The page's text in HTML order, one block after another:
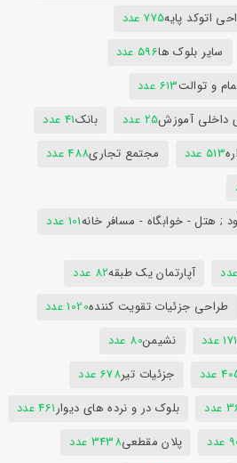
اتوکد پایه775 عدد
سایر بلوک ها596 عدد
و توالت613 عدد
داخلی آموزش25 عدد بانک41 عدد
513 عدد مجتمع تجاری488 عدد
; هتل - خوابگاه - مسافر خانه101 عدد
آپارتمان یک طبقه82 عدد
طراحی جزئیات تقویت کننده1020 عدد
171 عدد نشیمن80 عدد
عدد جزئیات تیر678 عدد
بلوک در و نرده های دیوار461 عدد
پلان مقطعی3438 عدد